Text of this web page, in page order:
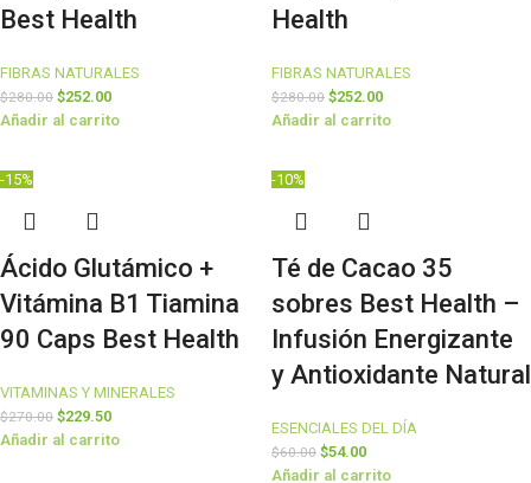
Best Health
FIBRAS NATURALES
$280.00 $252.00
Añadir al carrito
Health
FIBRAS NATURALES
$280.00 $252.00
Añadir al carrito
-15%
Ácido Glutámico +
Vitámina B1 Tiamina
90 Caps Best Health
VITAMINAS Y MINERALES
$270.00 $229.50
Añadir al carrito
-10%
Té de Cacao 35
sobres Best Health –
Infusión Energizante
y Antioxidante Natural
ESENCIALES DEL DÍA
$60.00 $54.00
Añadir al carrito